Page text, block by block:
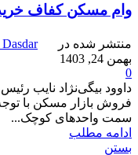
وام مسکن کفاف
منتشر شده در
بهمن 24, 1403
0
داوود بیگی‌نژاد نایب رئیس
فروش بازار مسکن با
سمت واحدهای کوچک...
ادامه مطلب
بستن